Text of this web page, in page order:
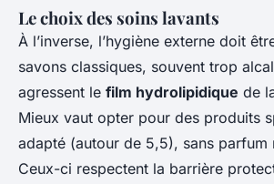
Le choix des soins lavants
À l’inverse, l’hygiène externe doit
savons classiques, souvent trop
agressent le film hydrolipidique de
Mieux vaut opter pour des produits
adapté (autour de 5,5), sans parfum
Ceux-ci respectent la barrière